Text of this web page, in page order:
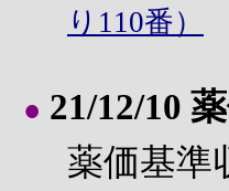
り110番）
● 21/12/10
薬価基準